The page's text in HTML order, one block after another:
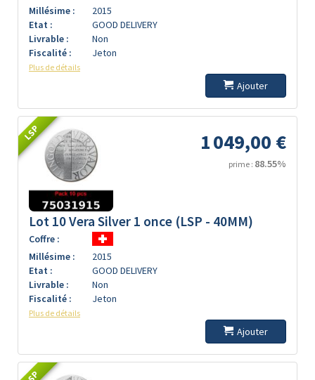
Millésime :
2015
Etat :
GOOD DELIVERY
Livrable :
Non
Fiscalité :
Jeton
Plus de détails
Ajouter
LSP 1 049,00 €
prime : 88.55%
Lot 10 Vera Silver 1 once (LSP - 40MM)
Coffre :
Millésime :
2015
Etat :
GOOD DELIVERY
Livrable :
Non
Fiscalité :
Jeton
Plus de détails
Ajouter